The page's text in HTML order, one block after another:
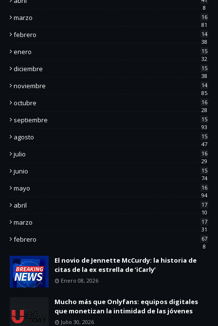
8
marzo
16
81
febrero
14
38
enero
15
32
diciembre
15
38
noviembre
14
85
octubre
16
28
septiembre
15
93
agosto
15
47
julio
16
29
junio
15
74
mayo
16
94
abril
17
10
marzo
17
31
febrero
67
8
El novio de Jennette McCurdy: la historia de
citas de la ex estrella de ‘iCarly’
Enero 08, 2026
Mucho más que Onlyfans: equipos digitales
que monetizan la intimidad de las jóvenes
Julio 30, 2026